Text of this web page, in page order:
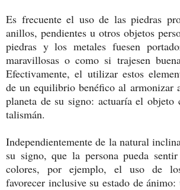
Es frecuente el uso de las piedras
anillos, pendientes u otros objetos
piedras y los metales fuesen
maravillosas o como si trajesen
Efectivamente, el utilizar estos
de un equilibrio benéfico al armonizar
planeta de su signo: actuaría el objeto
talismán.
Independientemente de la natural
su signo, que la persona pueda
colores, por ejemplo, el uso de
favorecer inclusive su estado de